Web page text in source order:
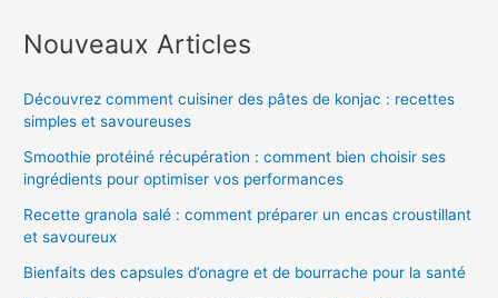
Nouveaux Articles
Découvrez comment cuisiner des pâtes de konjac : recettes
simples et savoureuses
Smoothie protéiné récupération : comment bien choisir ses
ingrédients pour optimiser vos performances
Recette granola salé : comment préparer un encas croustillant
et savoureux
Bienfaits des capsules d’onagre et de bourrache pour la santé